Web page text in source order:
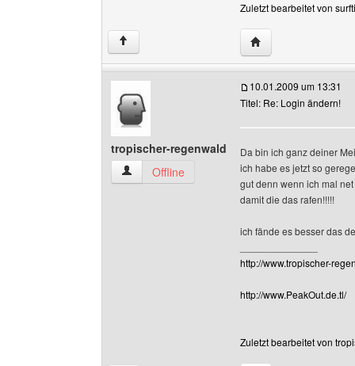
Zuletzt bearbeitet von
↑ Website dieses
tropischer-regenwald
tropischer-regenwald Benutzer-Profile
Offline
10.01.2009 um 13:31
Titel: Re: Login ändern!
Da bin ich ganz deiner
ich habe es jetzt so
gut denn wenn ich mal
damit die das rafen!!!!!
ich fände es besser das
http://www.tropischer-
http://www.PeakOut.de.tl/
Zuletzt bearbeitet von